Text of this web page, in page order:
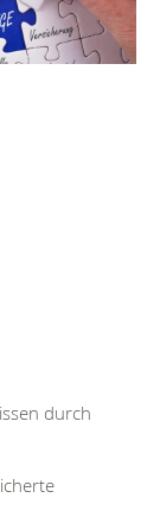
durch